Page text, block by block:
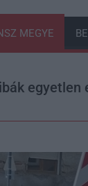
MEGYE
egyetlen